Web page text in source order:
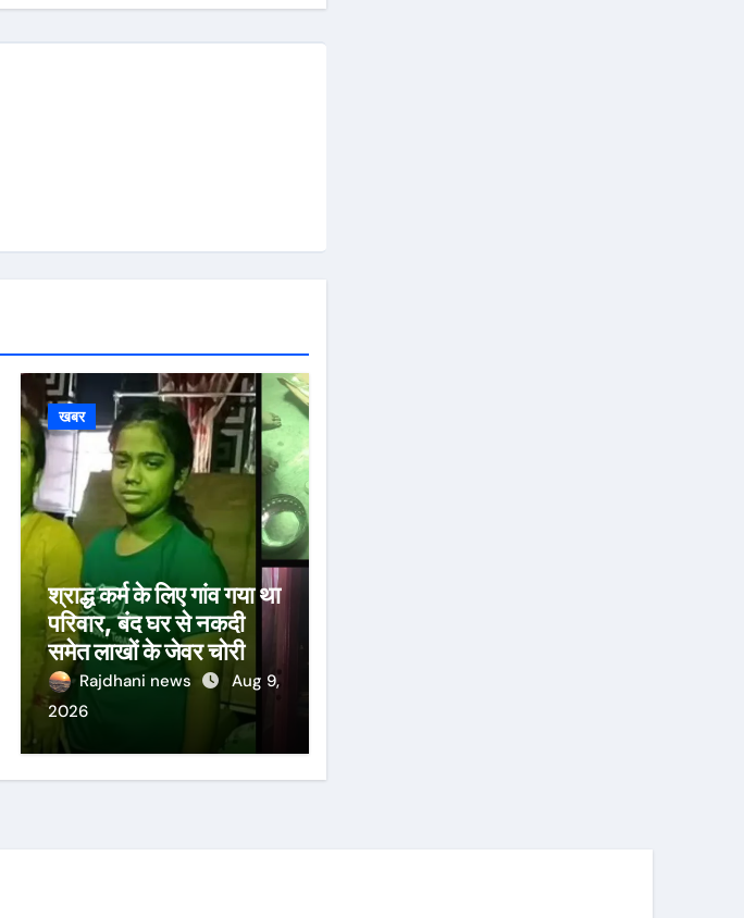
खबर
श्राद्ध कर्म के लिए गांव गया था
परिवार, बंद घर से नकदी
समेत लाखों के जेवर चोरी
Rajdhani news
Aug 9,
2026